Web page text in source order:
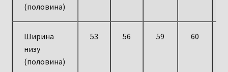
(половина)
Ширина
низу
(половина)
53 56 59 60